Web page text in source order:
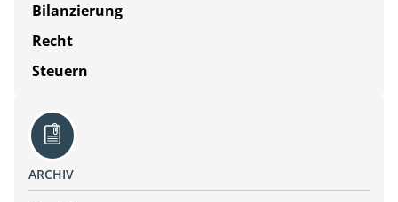
Bilanzierung
Recht
Steuern
ARCHIV